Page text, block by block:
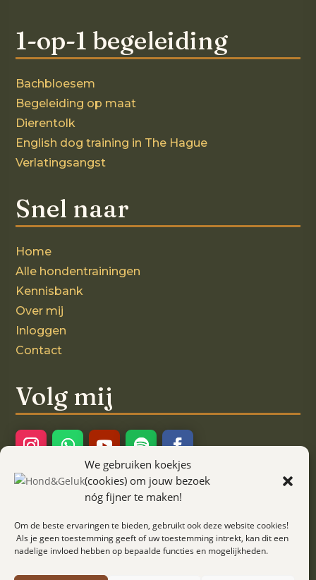
We gebruiken koekjes
(cookies) om jouw bezoek
nóg fijner te maken!
Om de beste ervaringen te bieden, gebruikt ook deze website cookies!
Als je geen toestemming geeft of uw toestemming intrekt, kan dit een
nadelige invloed hebben op bepaalde functies en mogelijkheden.
1-op-1 begeleiding
Bachbloesem
Begeleiding op maat
Dierentolk
English dog training in The Hague
Verlatingsangst
Snel naar
Home
Alle hondentrainingen
Kennisbank
Over mij
Inloggen
Contact
Volg mij
Ook interessant!
Algemene voorwaarden